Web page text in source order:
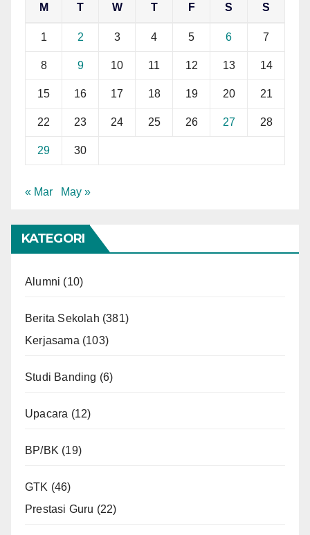
M T W T F S S
1 2 3 4 5 6 7
8 9 10 11 12 13 14
15 16 17 18 19 20 21
22 23 24 25 26 27 28
29 30
« Mar May »
KATEGORI
Alumni (10)
Berita Sekolah (381)
Kerjasama (103)
Studi Banding (6)
Upacara (12)
BP/BK (19)
GTK (46)
Prestasi Guru (22)